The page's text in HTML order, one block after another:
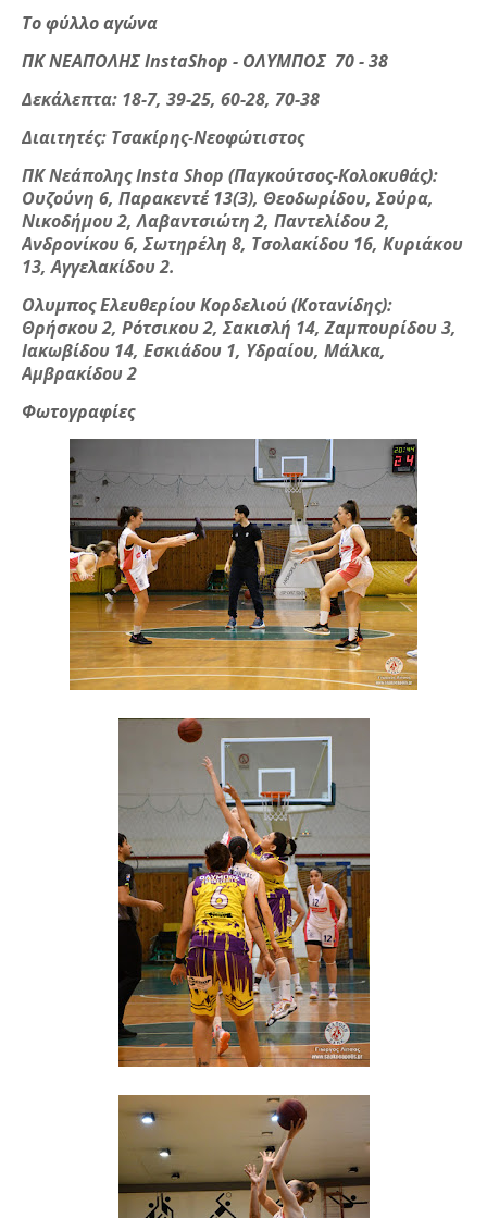
Το φύλλο αγώνα
ΠΚ ΝΕΑΠΟΛΗΣ InstaShop - ΟΛΥΜΠΟΣ 70 - 38
Δεκάλεπτα: 18-7, 39-25, 60-28, 70-38
Διαιτητές: Τσακίρης-Νεοφώτιστος
ΠΚ Νεάπολης Insta Shop (Παγκούτσος-Κολοκυθάς):
Ουζούνη 6, Παρακεντέ 13(3), Θεοδωρίδου, Σούρα,
Νικοδήμου 2, Λαβαντσιώτη 2, Παντελίδου 2,
Ανδρονίκου 6, Σωτηρέλη 8, Τσολακίδου 16, Κυριάκου
13, Αγγελακίδου 2.
Ολυμπος Ελευθερίου Κορδελιού (Κοτανίδης):
Θρήσκου 2, Ρότσικου 2, Σακισλή 14, Ζαμπουρίδου 3,
Ιακωβίδου 14, Εσκιάδου 1, Υδραίου, Μάλκα,
Αμβρακίδου 2
Φωτογραφίες